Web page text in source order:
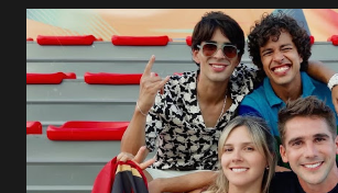
confessa a Gabriel que ele demonstrou
pessoa que ela tanto desejou durante
entra no quarto de Gabriel e imagina
encontro deles, quando conseguir seduzi-
Paula sobre a suposta infidelidade de
Rogerio consegue se livrar de todas as